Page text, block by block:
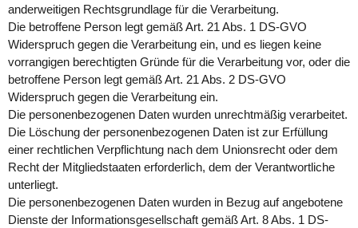
anderweitigen Rechtsgrundlage für die Verarbeitung.
Die betroffene Person legt gemäß Art. 21 Abs. 1 DS-GVO
Widerspruch gegen die Verarbeitung ein, und es liegen keine
vorrangigen berechtigten Gründe für die Verarbeitung vor, oder die
betroffene Person legt gemäß Art. 21 Abs. 2 DS-GVO
Widerspruch gegen die Verarbeitung ein.
Die personenbezogenen Daten wurden unrechtmäßig verarbeitet.
Die Löschung der personenbezogenen Daten ist zur Erfüllung
einer rechtlichen Verpflichtung nach dem Unionsrecht oder dem
Recht der Mitgliedstaaten erforderlich, dem der Verantwortliche
unterliegt.
Die personenbezogenen Daten wurden in Bezug auf angebotene
Dienste der Informationsgesellschaft gemäß Art. 8 Abs. 1 DS-